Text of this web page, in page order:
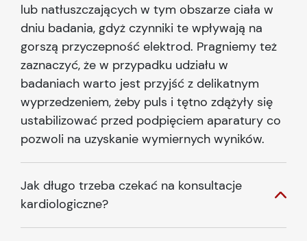
lub natłuszczających w tym obszarze ciała w
dniu badania, gdyż czynniki te wpływają na
gorszą przyczepność elektrod. Pragniemy też
zaznaczyć, że w przypadku udziału w
badaniach warto jest przyjść z delikatnym
wyprzedzeniem, żeby puls i tętno zdążyły się
ustabilizować przed podpięciem aparatury co
pozwoli na uzyskanie wymiernych wyników.
Jak długo trzeba czekać na konsultacje
kardiologiczne?